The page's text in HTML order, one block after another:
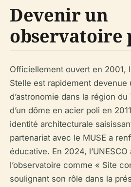
Devenir un
observatoire
Officiellement ouvert en 2001,
Stelle est rapidement devenue
d’astronomie dans la région du
d’un dôme en acier poli en
identité architecturale
partenariat avec le MUSE a
éducative. En 2024,
l’observatoire comme « Site
soulignant son rôle dans la